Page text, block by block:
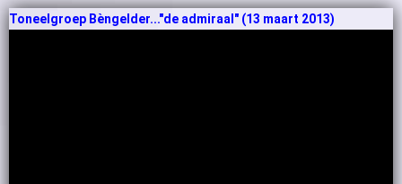
Toneelgroep Bèngelder..."de admiraal" (13 maart 2013)